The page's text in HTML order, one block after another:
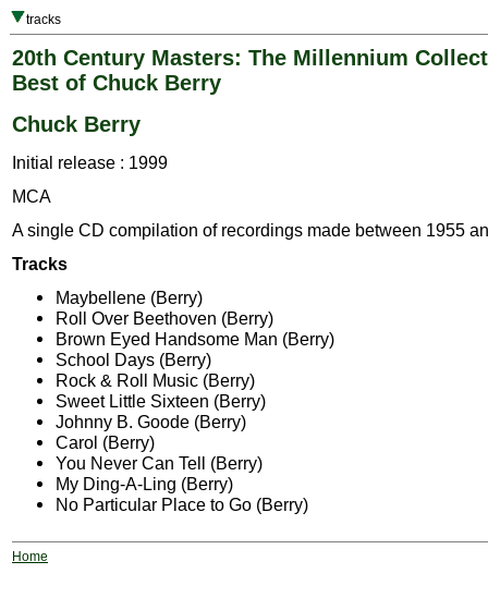
tracks
20th Century Masters: The Millennium
Best of Chuck Berry
Chuck Berry
Initial release : 1999
MCA
A single CD compilation of recordings made between 1955
Tracks
Maybellene (Berry)
Roll Over Beethoven (Berry)
Brown Eyed Handsome Man (Berry)
School Days (Berry)
Rock & Roll Music (Berry)
Sweet Little Sixteen (Berry)
Johnny B. Goode (Berry)
Carol (Berry)
You Never Can Tell (Berry)
My Ding-A-Ling (Berry)
No Particular Place to Go (Berry)
Home